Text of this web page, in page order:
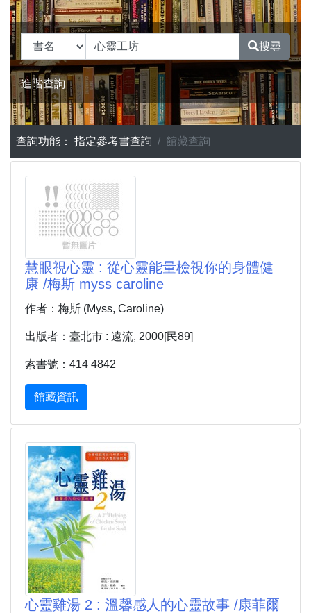
搜尋
進階查詢
查詢功能： 指定參考書查詢 館藏查詢
慧眼視心靈 : 從心靈能量檢視你的身體健
康 /梅斯 myss caroline
作者：梅斯 (Myss, Caroline)
出版者：臺北市 : 遠流, 2000[民89]
索書號：414 4842
館藏資訊
心靈雞湯 2 : 溫馨感人的心靈故事 /康菲爾